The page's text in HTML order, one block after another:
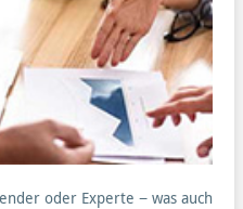
oder Experte − was auch